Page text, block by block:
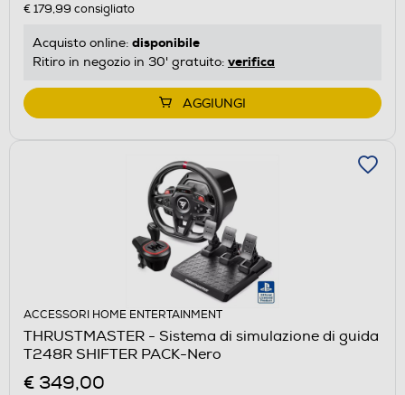
€ 179,99 consigliato
Acquisto online: disponibile
Ritiro in negozio in 30' gratuito: verifica
AGGIUNGI
ACCESSORI HOME ENTERTAINMENT
THRUSTMASTER - Sistema di simulazione di guida
T248R SHIFTER PACK-Nero
€ 349,00